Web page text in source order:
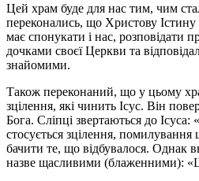
Цей храм буде для нас тим, чим
переконались, що Христову
має спонукати і нас, розповідати
дочками своєї Церкви та
знайомими.
Також переконаний, що у цьому
зцілення, які чинить Ісус. Він
Бога. Сліпці звертаються до
стосується зцілення,
бачити те, що відбувалося. Однак
назве щасливими (блаженними):